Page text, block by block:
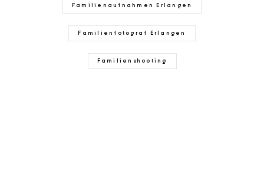
Familienaufnahmen Erlangen
Familienfotograf Erlangen
Familienshooting